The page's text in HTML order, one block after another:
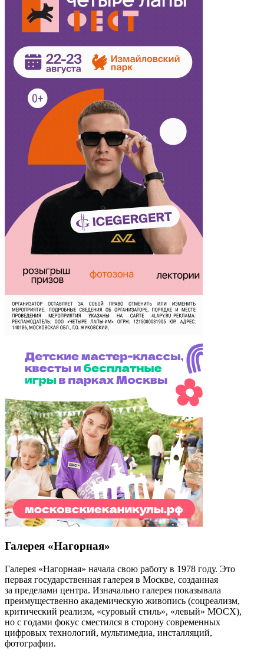
Галерея «Нагорная»
Галерея «Нагорная» начала свою работу в 1978 году. Это
первая государственная галерея в Москве, созданная
за пределами центра. Изначально галерея показывала
преимущественно академическую живопись (cоцреализм,
критический реализм, «суровый стиль», «левый» МОСХ),
но с годами фокус сместился в сторону современных
цифровых технологий, мультимедиа, инсталляций,
фотографии.